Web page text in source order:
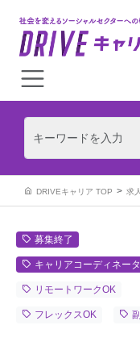
DRIVEキャリア TOP 求
募集終了
キャリアコーディネー
リモートワークOK
フレックスOK